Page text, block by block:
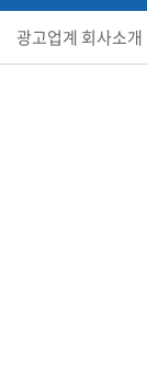
광고업계 회사소개